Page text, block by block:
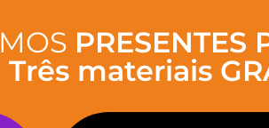
PRESENTES
Três materiais